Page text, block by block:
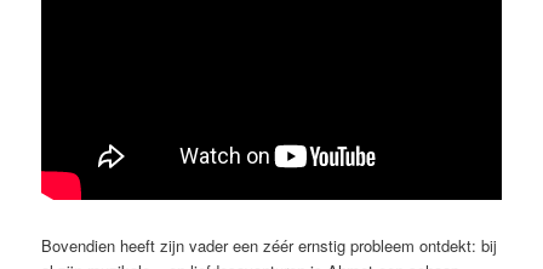
Bovendien heeft zijn vader een zéér ernstig probleem ontdekt: bij